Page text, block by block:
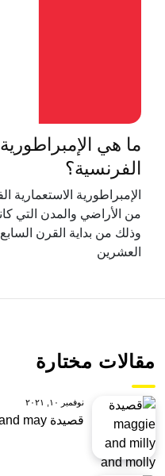
ما هي
الفرنسية؟
الإمبراطورية
من الأراضي والمدن التي
وذلك من بداية القرن
العشرين
مقالات مختارة
نوفمبر ١٠, ٢٠٢١
قصيدة maggie and milly and molly and may